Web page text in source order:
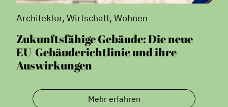
Architektur, Wirtschaft, Wohnen
Zukunftsfähige Gebäude: Die neue
EU-Gebäuderichtlinie und ihre
Auswirkungen
Mehr erfahren